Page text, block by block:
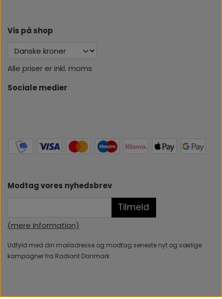
Vis på shop
Alle priser er inkl. moms
Sociale medier
Modtag vores nyhedsbrev
Tilmeld
(mere information)
Udfyld med din mailadresse og modtag seneste nyt og særlige
kampagner fra Radiant Danmark